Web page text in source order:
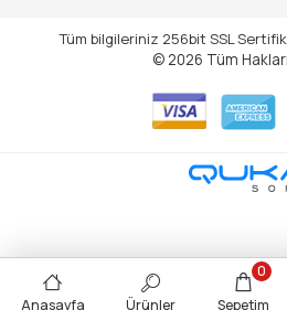
Tüm bilgileriniz 256bit SSL
© 2026 Tüm
Anasayfa Ürünler Sepetim
0